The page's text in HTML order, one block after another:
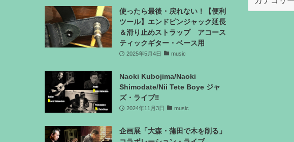
使ったら最後・戻れない！【便利
ツール】エンドピンジャック延長
＆滑り止めストラップ アコース
ティックギター・ベース用
2025年5月4日 music
Naoki Kubojima/Naoki
Shimodate/Nii Tete Boye ジャ
ズ・ライブ‼
2024年11月3日 music
企画展「大森・蒲田で木を削る」